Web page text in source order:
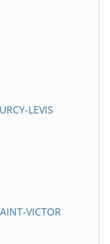
LEVIS
VICTOR